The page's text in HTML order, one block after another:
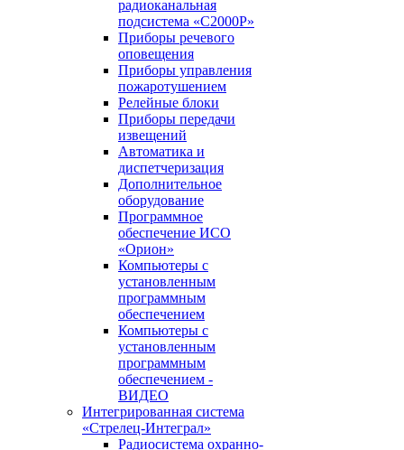
радиоканальная
подсистема «С2000Р»
Приборы речевого
оповещения
Приборы управления
пожаротушением
Релейные блоки
Приборы передачи
извещений
Автоматика и
диспетчеризация
Дополнительное
оборудование
Программное
обеспечение ИСО
«Орион»
Компьютеры с
установленным
программным
обеспечением
Компьютеры с
установленным
программным
обеспечением -
ВИДЕО
Интегрированная система
«Стрелец-Интеграл»
Радиосистема охранно-